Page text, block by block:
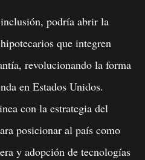
podría abrir la
que integren
revolucionando la forma
en Estados Unidos.
con la estrategia del
posicionar al país como
y adopción de tecnologías